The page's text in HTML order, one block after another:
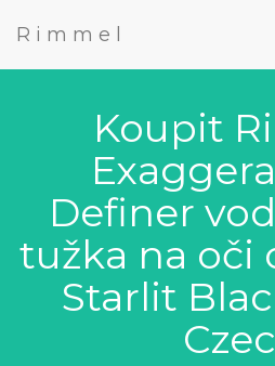
Rimmel
Koupit
Definer
tužka na oči
Starlit